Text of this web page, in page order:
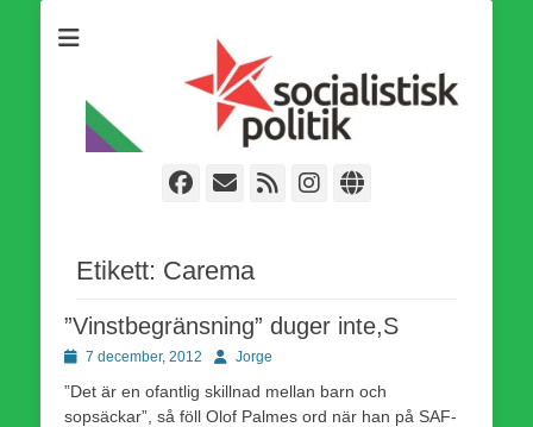
världsomfattande socialistiska Fjärde Internationalen och en viktig
tillgång i kampen för en socialistisk framtid!
Facebook
E-
Webbflöde
Instagram
Webbplats
Etikett: Carema
”Vinstbegränsning” duger inte,S
Publicerad
7 december, 2012 Författare
Jorge
”Det är en ofantlig skillnad mellan barn och
sopsäckar”, så föll Olof Palmes ord när han på SAF-